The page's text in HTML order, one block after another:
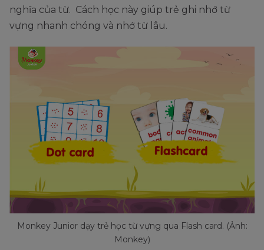
nghĩa của từ. Cách học này giúp trẻ ghi nhớ từ
vựng nhanh chóng và nhớ từ lâu.
Monkey Junior dạy trẻ học từ vựng qua Flash card. (Ảnh:
Monkey)